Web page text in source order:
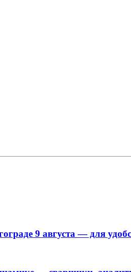
9 августа — для